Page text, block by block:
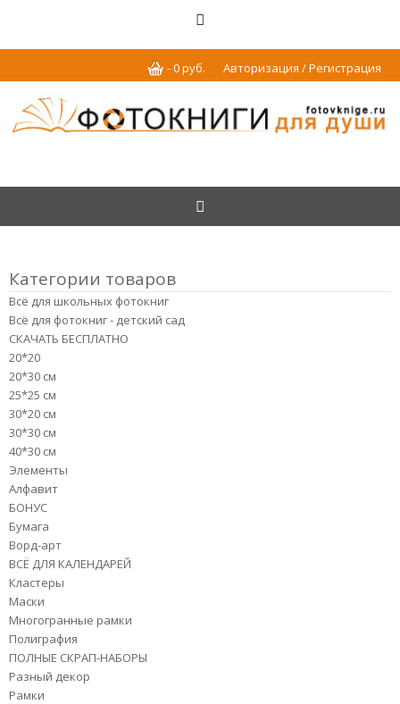
Авторизация / Регистрация
-0руб.
Категории товаров
Всё для школьных фотокниг
Всё для фотокниг - детский сад
СКАЧАТЬ БЕСПЛАТНО
20*20
20*30 см
25*25 см
30*20 см
30*30 см
40*30 см
Элементы
Алфавит
БОНУС
Бумага
Ворд-арт
ВСЁ ДЛЯ КАЛЕНДАРЕЙ
Кластеры
Маски
Многогранные рамки
Полиграфия
ПОЛНЫЕ СКРАП-НАБОРЫ
Разный декор
Рамки